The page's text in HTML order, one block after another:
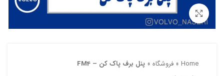
بزرگنمایی تصویر
Home
» فروشگاه » پنل برف پاک کن – FM4